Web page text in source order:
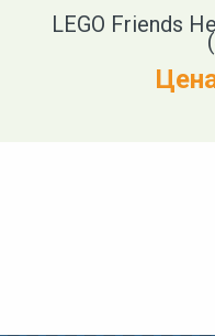
LEGO Friends